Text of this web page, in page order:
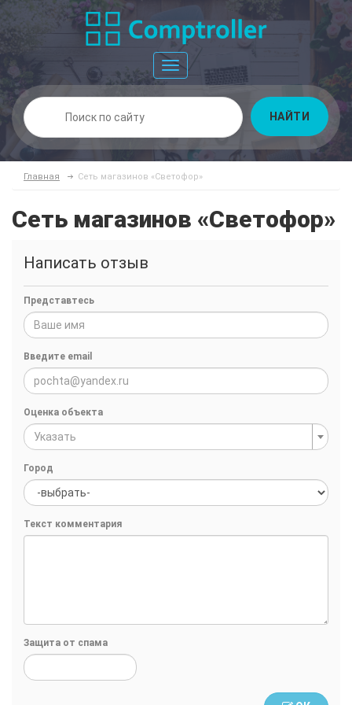
Toggle
navigation
НАЙТИ
Главная Сеть магазинов «Светофор»
Сеть магазинов «Светофор»
Написать отзыв
Представтесь
Введите email
Оценка объекта
Указать
Город
Текст комментария
Защита от спама